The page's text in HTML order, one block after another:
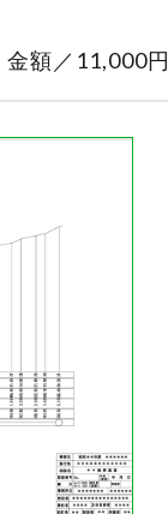
額／11,000円